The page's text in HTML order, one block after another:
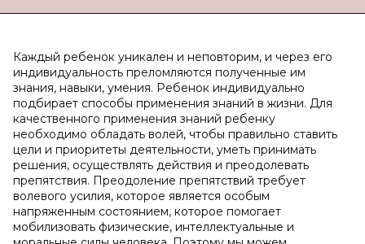
Каждый ребенок уникален и неповторим, и через его
индивидуальность преломляются полученные им
знания, навыки, умения. Ребенок индивидуально
подбирает способы применения знаний в жизни. Для
качественного применения знаний ребенку
необходимо обладать волей, чтобы правильно ставить
цели и приоритеты деятельности, уметь принимать
решения, осуществлять действия и преодолевать
препятствия. Преодоление препятствий требует
волевого усилия, которое является особым
напряженным состоянием, которое помогает
мобилизовать физические, интеллектуальные и